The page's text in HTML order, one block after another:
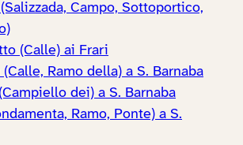
Campo, Sottoportico,
(Calle) ai Frari
Ramo della) a S. Barnaba
dei) a S. Barnaba
Ramo, Ponte) a S.